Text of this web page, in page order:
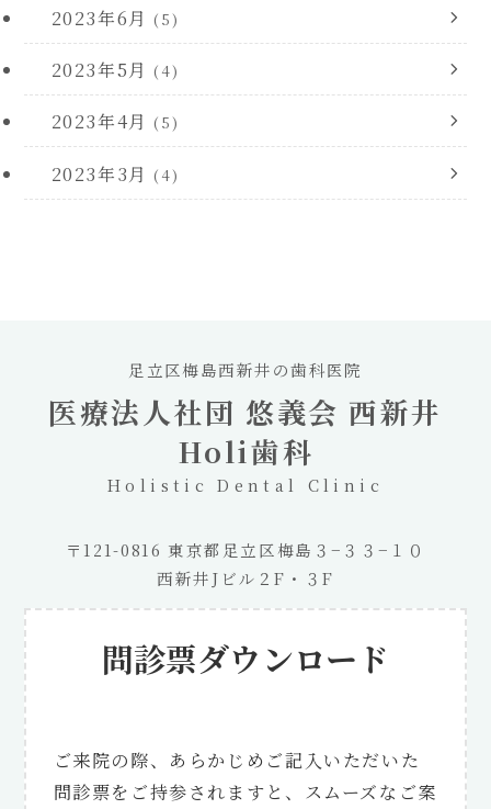
2023年6月 (5)
2023年5月 (4)
2023年4月 (5)
2023年3月 (4)
足立区梅島西新井の歯科医院
医療法人社団 悠義会 西新井
Holi歯科
Holistic Dental Clinic
〒121-0816 東京都足立区梅島３−３３−１０
西新井Jビル２F・３F
問診票ダウンロード
ご来院の際、あらかじめご記入いただいた
問診票をご持参されますと、スムーズなご案